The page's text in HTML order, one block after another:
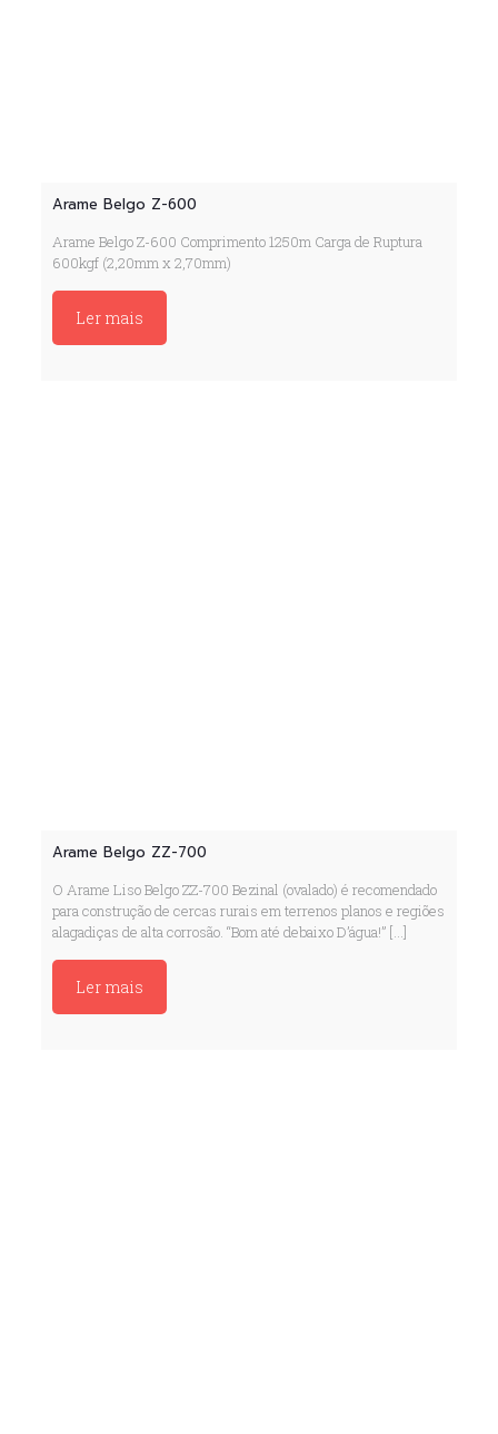
Arame Belgo Z-600
Arame Belgo Z-600 Comprimento 1250m Carga de Ruptura
600kgf (2,20mm x 2,70mm)
Ler mais
Arame Belgo ZZ-700
O Arame Liso Belgo ZZ-700 Bezinal (ovalado) é recomendado
para construção de cercas rurais em terrenos planos e regiões
alagadiças de alta corrosão. “Bom até debaixo D’água!”[…]
Ler mais